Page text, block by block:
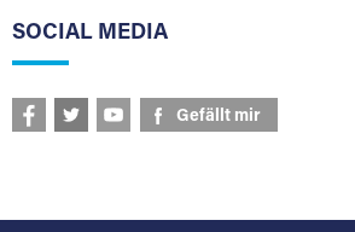
SOCIAL MEDIA
Gefällt mir